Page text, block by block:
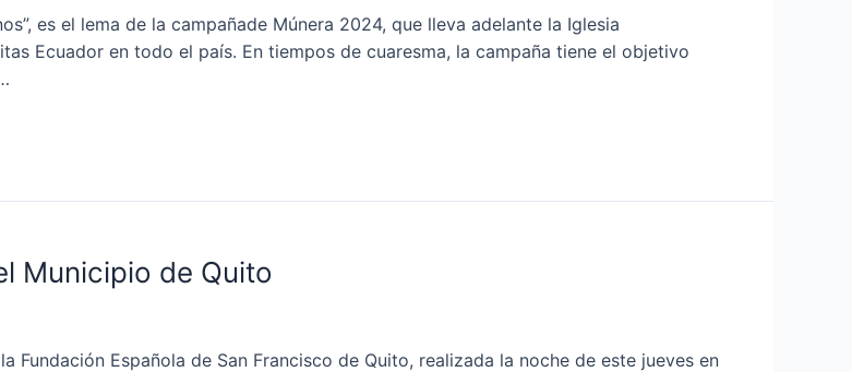
es el lema de la campañade Múnera 2024, que lleva adelante la Iglesia
Ecuador en todo el país. En tiempos de cuaresma, la campaña tiene el objetivo
Municipio de Quito
Fundación Española de San Francisco de Quito, realizada la noche de este jueves en